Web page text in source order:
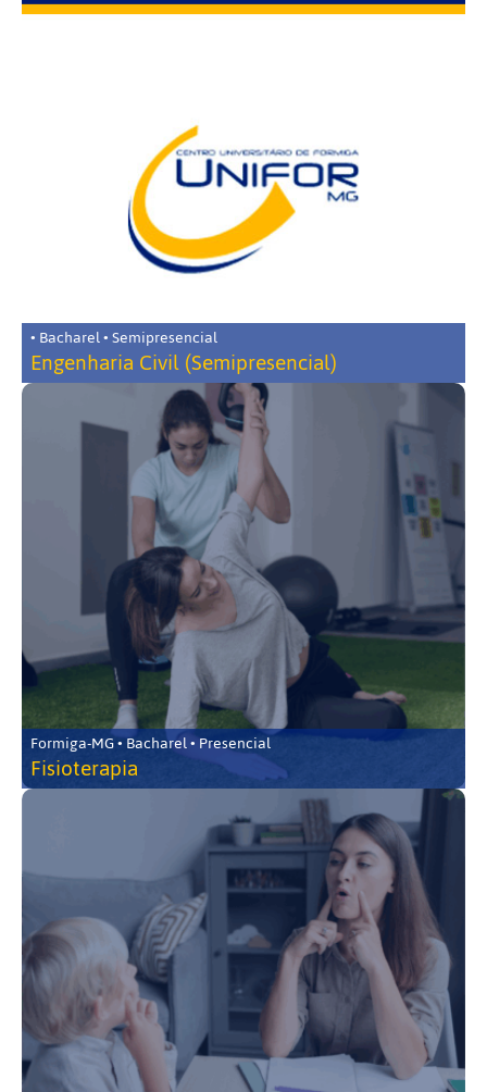
• Bacharel • Semipresencial
Engenharia Civil (Semipresencial)
Formiga-MG • Bacharel • Presencial
Fisioterapia